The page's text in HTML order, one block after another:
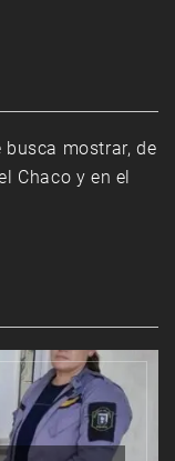
mostrar, de
Chaco y en el